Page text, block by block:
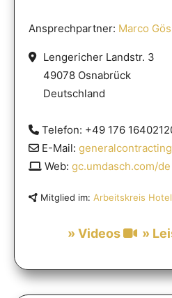
Ansprechpartner: Marco
Lengericher Landstr. 3
49078 Osnabrück
Deutschland
Telefon: +49 176
E-Mail:
Web: gc.umdasch.com/de
Mitglied im: Arbeitskreis
»
» Videos